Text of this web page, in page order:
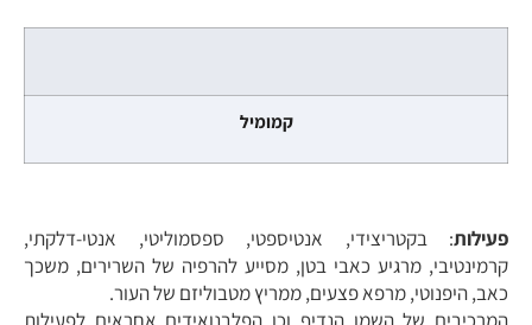
קמומיל
פעילות: בקטריצידי, אנטיספטי, ספסמוליטי, אנטי-דלקתי,
קרמינטיבי, מרגיע כאבי בטן, מסייע להרפיה של השרירים, משכך
כאב, היפנוטי, מרפא פצעים, ממריץ מטבוליזם של העור.